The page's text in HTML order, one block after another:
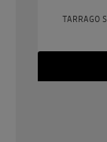
TARRAGO